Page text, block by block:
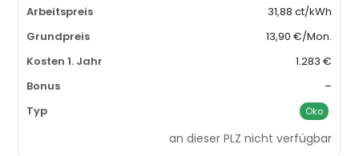
31,88 ct/kWh
13,90 €/Mon.
1.283 €
–
Öko
an dieser PLZ nicht verfügbar